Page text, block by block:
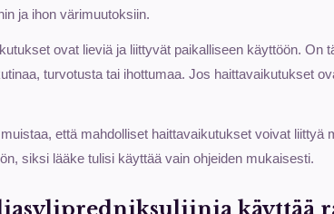
ja ihon värimuutoksiin.
ovat lieviä ja liittyvät paikalliseen käyttöön. On
turvotusta tai ihottumaa. Jos haittavaikutukset
että mahdolliset haittavaikutukset voivat liittyä
siksi lääke tulisi käyttää vain ohjeiden mukaisesti.
käyttää